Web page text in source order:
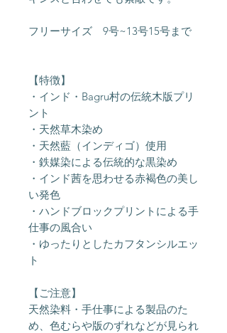
フリーサイズ 9号~13号15号まで
【特徴】
・インド・Bagru村の伝統木版プリ
ント
・天然草木染め
・天然藍（インディゴ）使用
・鉄媒染による伝統的な黒染め
・インド茜を思わせる赤褐色の美し
い発色
・ハンドブロックプリントによる手
仕事の風合い
・ゆったりとしたカフタンシルエッ
ト
【ご注意】
天然染料・手仕事による製品のた
め、色むらや版のずれなどが見られ